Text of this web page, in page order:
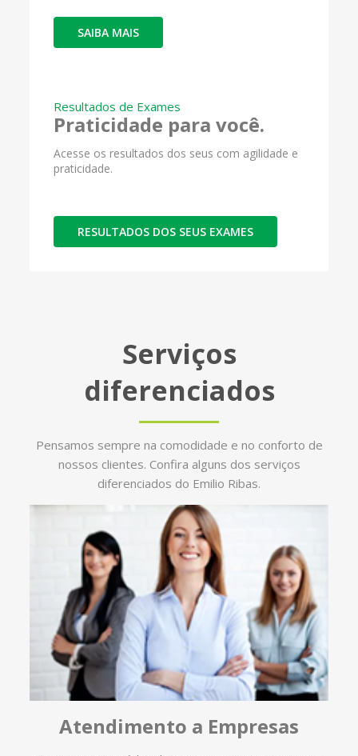
SAIBA MAIS
Resultados de Exames
Praticidade para você.
Acesse os resultados dos seus com agilidade e
praticidade.
RESULTADOS DOS SEUS EXAMES
Serviços
diferenciados
Pensamos sempre na comodidade e no conforto de
nossos clientes. Confira alguns dos serviços
diferenciados do Emilio Ribas.
Atendimento a Empresas